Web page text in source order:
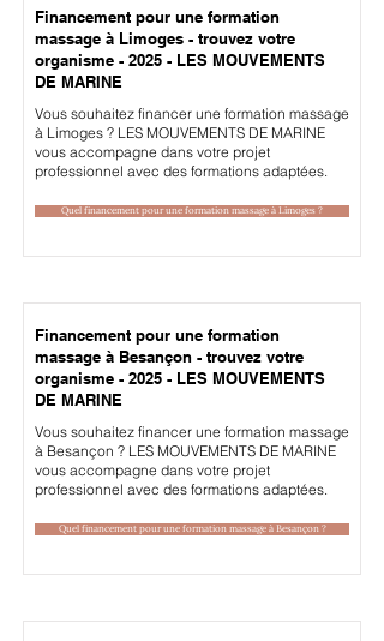
Financement pour une formation
massage à Limoges - trouvez votre
organisme - 2025 - LES MOUVEMENTS
DE MARINE
Vous souhaitez financer une formation massage
à Limoges ? LES MOUVEMENTS DE MARINE
vous accompagne dans votre projet
professionnel avec des formations adaptées.
Quel financement pour une formation massage à Limoges ?
Financement pour une formation
massage à Besançon - trouvez votre
organisme - 2025 - LES MOUVEMENTS
DE MARINE
Vous souhaitez financer une formation massage
à Besançon ? LES MOUVEMENTS DE MARINE
vous accompagne dans votre projet
professionnel avec des formations adaptées.
Quel financement pour une formation massage à Besançon ?